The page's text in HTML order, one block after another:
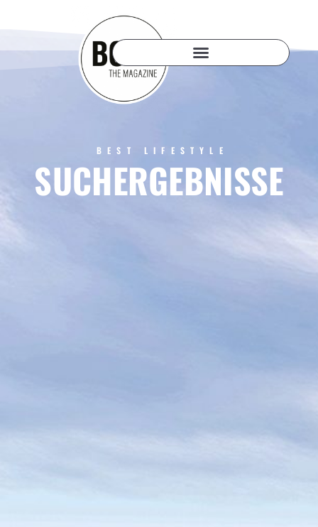
BEST LIFESTYLE
SUCHERGEBNISSE